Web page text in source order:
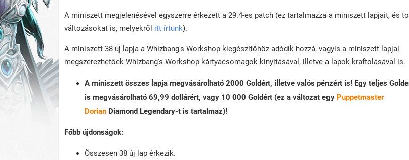
A miniszett megjelenésével egyszerre érkezett a 29.4-es patch (ez tartalmazza a miniszett lapjait, és
változásokat is, melyekről itt írtunk).
A miniszett 38 új lapja a Whizbang's Workshop kiegészítőhöz adódik hozzá, vagyis a miniszett lapjai
megszerezhetőek Whizbang's Workshop kártyacsomagok kinyitásával, illetve a lapok kraftolásával is.
A miniszett összes lapja megvásárolható 2000 Goldért, illetve valós pénzért is! Egy teljes
is megvásárolható 69,99 dollárért, vagy 10 000 Goldért (ez a változat egy Puppetmaster
Dorian Diamond Legendary-t is tartalmaz)!
Főbb újdonságok:
Összesen 38 új lap érkezik.